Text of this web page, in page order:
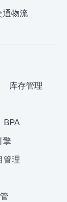
通物流
库存管理
BPA
擎
管理